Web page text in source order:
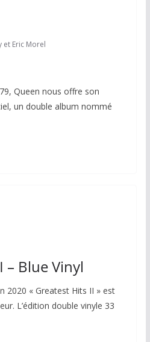
et Eric Morel
Queen nous offre son
un double album nommé
– Blue Vinyl
2020 « Greatest Hits II » est
L’édition double vinyle 33